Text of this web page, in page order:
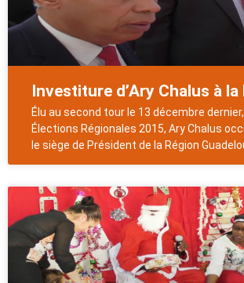
Investiture d’Ary Chalus à la
Élu au second tour le 13 décembre
Élections Régionales 2015, Ary Chalus
le siège de Président de la Région